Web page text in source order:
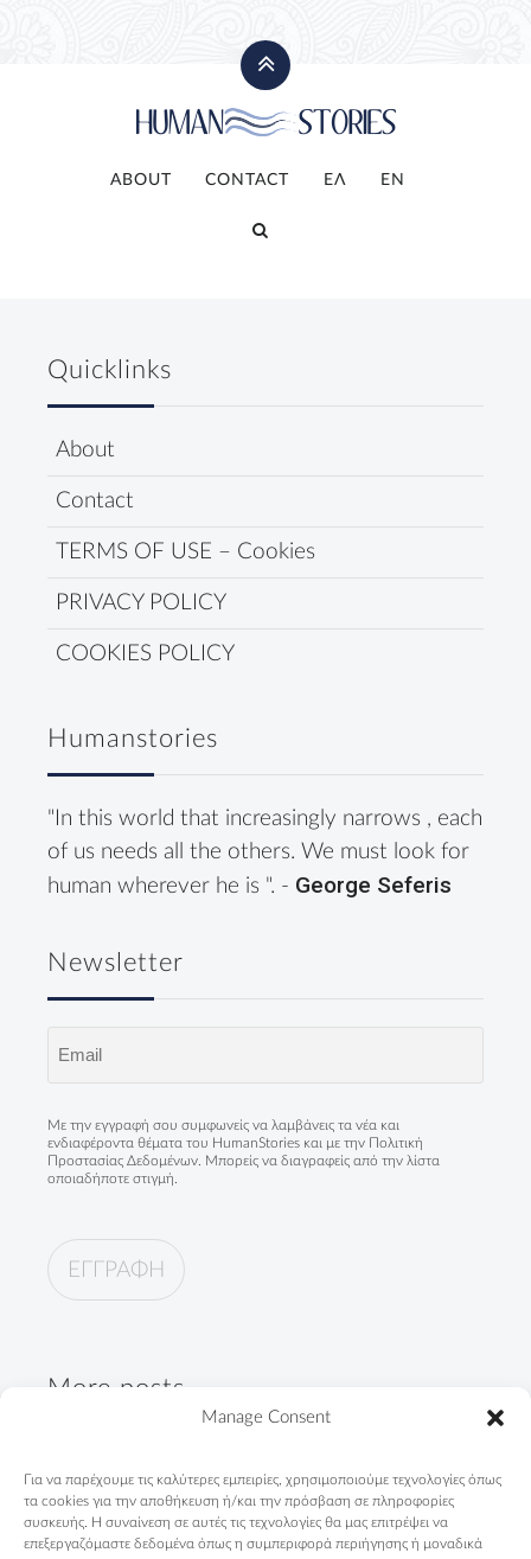
Manage Consent
Για να παρέχουμε τις καλύτερες εμπειρίες, χρησιμοποιούμε τεχνολογίες όπως
τα cookies για την αποθήκευση ή/και την πρόσβαση σε πληροφορίες
συσκευής. Η συναίνεση σε αυτές τις τεχνολογίες θα μας επιτρέψει να
επεξεργαζόμαστε δεδομένα όπως η συμπεριφορά περιήγησης ή μοναδικά
ABOUT CONTACT ΕΛ ΕΝ
Quicklinks
About
Contact
TERMS OF USE – Cookies
PRIVACY POLICY
COOKIES POLICY
Humanstories
"In this world that increasingly narrows , each
of us needs all the others. We must look for
human wherever he is ". - George Seferis
Newsletter
Με την εγγραφή σου συμφωνείς να λαμβάνεις τα νέα και
ενδιαφέροντα θέματα του HumanStories και με την Πολιτική
Προστασίας Δεδομένων . Μπορείς να διαγραφείς από την λίστα
οποιαδήποτε στιγμή.
More posts
Greeks"
09/04/2024